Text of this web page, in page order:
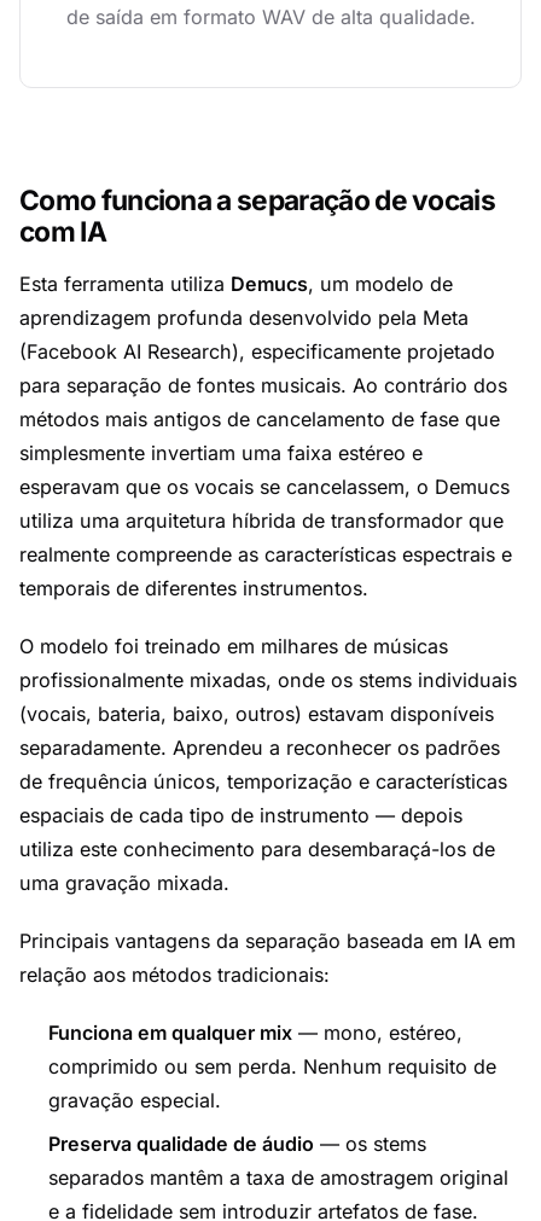
de saída em formato WAV de alta qualidade.
Como funciona a separação de vocais
com IA
Esta ferramenta utiliza Demucs, um modelo de
aprendizagem profunda desenvolvido pela Meta
(Facebook AI Research), especificamente projetado
para separação de fontes musicais. Ao contrário dos
métodos mais antigos de cancelamento de fase que
simplesmente invertiam uma faixa estéreo e
esperavam que os vocais se cancelassem, o Demucs
utiliza uma arquitetura híbrida de transformador que
realmente compreende as características espectrais e
temporais de diferentes instrumentos.
O modelo foi treinado em milhares de músicas
profissionalmente mixadas, onde os stems individuais
(vocais, bateria, baixo, outros) estavam disponíveis
separadamente. Aprendeu a reconhecer os padrões
de frequência únicos, temporização e características
espaciais de cada tipo de instrumento — depois
utiliza este conhecimento para desembaraçá-los de
uma gravação mixada.
Principais vantagens da separação baseada em IA em
relação aos métodos tradicionais:
Funciona em qualquer mix — mono, estéreo,
comprimido ou sem perda. Nenhum requisito de
gravação especial.
Preserva qualidade de áudio — os stems
separados mantêm a taxa de amostragem original
e a fidelidade sem introduzir artefatos de fase.